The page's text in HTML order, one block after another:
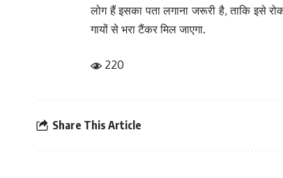
लोग हैं इसका पता लगाना जरूरी है, ताकि इसे
गायों से भरा टैंकर मिल जाएगा.
220
Share This Article